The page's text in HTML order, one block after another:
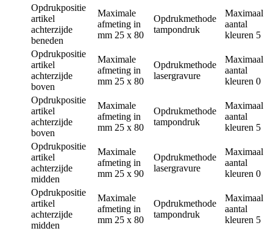
Opdrukpositie
artikel
achterzijde
beneden
Maximale
afmeting in
mm 25 x 80
Opdrukmethode
tampondruk
Maximaal
aantal
kleuren 5
Opdrukpositie
artikel
achterzijde
boven
Maximale
afmeting in
mm 25 x 80
Opdrukmethode
lasergravure
Maximaal
aantal
kleuren 0
Opdrukpositie
artikel
achterzijde
boven
Maximale
afmeting in
mm 25 x 80
Opdrukmethode
tampondruk
Maximaal
aantal
kleuren 5
Opdrukpositie
artikel
achterzijde
midden
Maximale
afmeting in
mm 25 x 90
Opdrukmethode
lasergravure
Maximaal
aantal
kleuren 0
Opdrukpositie
artikel
achterzijde
midden
Maximale
afmeting in
mm 25 x 80
Opdrukmethode
tampondruk
Maximaal
aantal
kleuren 5